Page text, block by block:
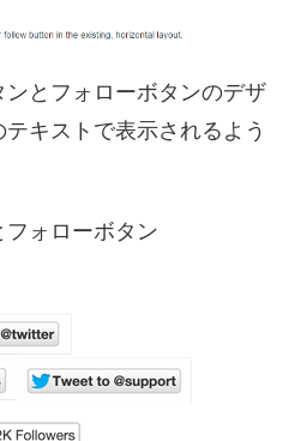
とフォローボタンのデザ
キストで表示されるよう
ォローボタン